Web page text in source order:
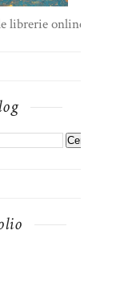
librerie online